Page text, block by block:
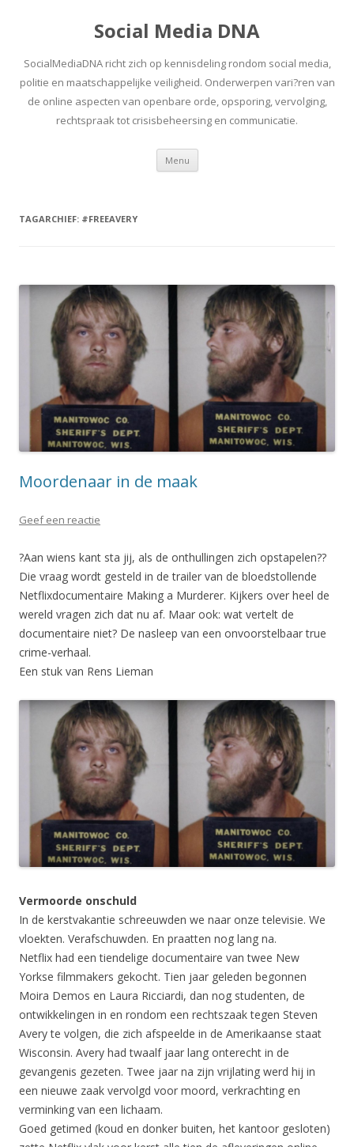
Social Media DNA
SocialMediaDNA richt zich op kennisdeling rondom social media,
politie en maatschappelijke veiligheid. Onderwerpen vari?ren van
de online aspecten van openbare orde, opsporing, vervolging,
rechtspraak tot crisisbeheersing en communicatie.
Menu Spring
inhoud
TAGARCHIEF: #FREEAVERY
Moordenaar in de maak
Geef een reactie
?Aan wiens kant sta jij, als de onthullingen zich opstapelen??
Die vraag wordt gesteld in de trailer van de bloedstollende
Netflixdocumentaire Making a Murderer. Kijkers over heel de
wereld vragen zich dat nu af. Maar ook: wat vertelt de
documentaire niet? De nasleep van een onvoorstelbaar true
crime-verhaal.
Een stuk van Rens Lieman
Vermoorde onschuld
In de kerstvakantie schreeuwden we naar onze televisie. We
vloekten. Verafschuwden. En praatten nog lang na.
Netflix had een tiendelige documentaire van twee New
Yorkse filmmakers gekocht. Tien jaar geleden begonnen
Moira Demos en Laura Ricciardi, dan nog studenten, de
ontwikkelingen in en rondom een rechtszaak tegen Steven
Avery te volgen, die zich afspeelde in de Amerikaanse staat
Wisconsin. Avery had twaalf jaar lang onterecht in de
gevangenis gezeten. Twee jaar na zijn vrijlating werd hij in
een nieuwe zaak vervolgd voor moord, verkrachting en
verminking van een lichaam.
Goed getimed (koud en donker buiten, het kantoor gesloten)